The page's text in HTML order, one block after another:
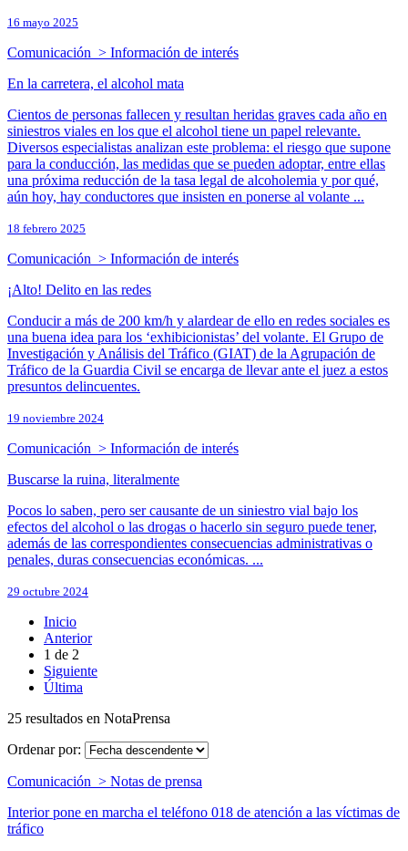
16 mayo 2025
Comunicación > Información de interés
En la carretera, el alcohol mata
Cientos de personas fallecen y resultan heridas graves cada año en
siniestros viales en los que el alcohol tiene un papel relevante.
Diversos especialistas analizan este problema: el riesgo que supone
para la conducción, las medidas que se pueden adoptar, entre ellas
una próxima reducción de la tasa legal de alcoholemia y por qué,
aún hoy, hay conductores que insisten en ponerse al volante ...
18 febrero 2025
Comunicación > Información de interés
¡Alto! Delito en las redes
Conducir a más de 200 km/h y alardear de ello en redes sociales es
una buena idea para los ‘exhibicionistas’ del volante. El Grupo de
Investigación y Análisis del Tráfico (GIAT) de la Agrupación de
Tráfico de la Guardia Civil se encarga de llevar ante el juez a estos
presuntos delincuentes.
19 noviembre 2024
Comunicación > Información de interés
Buscarse la ruina, literalmente
Pocos lo saben, pero ser causante de un siniestro vial bajo los
efectos del alcohol o las drogas o hacerlo sin seguro puede tener,
además de las correspondientes consecuencias administrativas o
penales, duras consecuencias económicas. ...
29 octubre 2024
Inicio
Anterior
1 de 2
Siguiente
Última
25 resultados en NotaPrensa
Ordenar por:
Comunicación > Notas de prensa
Interior pone en marcha el teléfono 018 de atención a las víctimas de
tráfico